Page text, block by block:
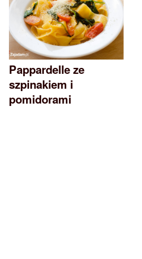
Pappardelle ze
szpinakiem i
pomidorami